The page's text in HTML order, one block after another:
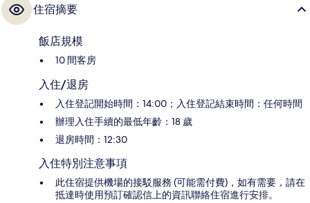
住宿摘要
飯店規模
10 間客房
入住/退房
入住登記開始時間：14:00；入住登記結束時間：任何時間
辦理入住手續的最低年齡：18 歲
退房時間：12:30
入住特別注意事項
此住宿提供機場的接駁服務 (可能需付費)，如有需要，請在
抵達時使用預訂確認信上的資訊聯絡住宿進行安排。